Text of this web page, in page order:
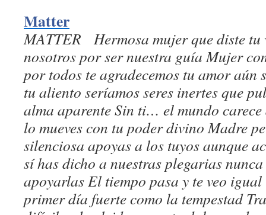
Matter
MATTER Hermosa mujer que diste
nosotros por ser nuestra guía Mujer
por todos te agradecemos tu amor aún
tu aliento seríamos seres inertes que
alma aparente Sin ti… el mundo carece
lo mueves con tu poder divino Madre
silenciosa apoyas a los tuyos aunque
sí has dicho a nuestras plegarias
apoyarlas El tiempo pasa y te veo
primer día fuerte como la tempestad